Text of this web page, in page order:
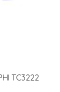
TC3222